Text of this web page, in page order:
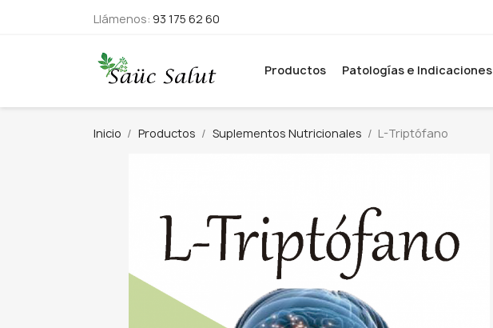
Llámenos: 93 175 62 60
Productos Patologías e Indicaciones
Inicio Productos Suplementos Nutricionales L-Triptófano